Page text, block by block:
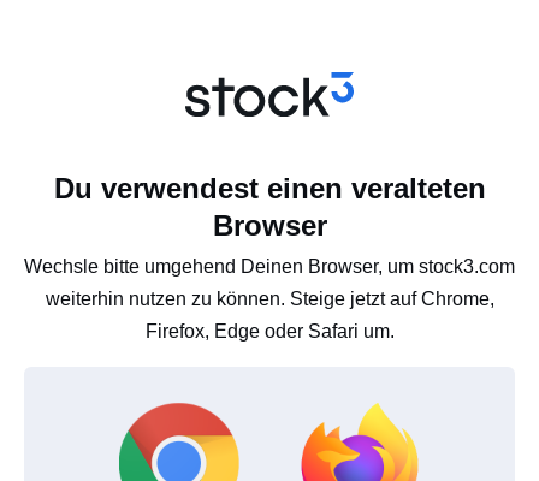
Du verwendest einen veralteten
Browser
Wechsle bitte umgehend Deinen Browser, um stock3.com
weiterhin nutzen zu können. Steige jetzt auf Chrome,
Firefox, Edge oder Safari um.